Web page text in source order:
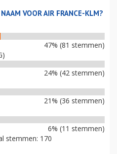
VOOR AIR FRANCE-KLM?
47% (81 stemmen)
24% (42 stemmen)
21% (36 stemmen)
6% (11 stemmen)
stemmen: 170